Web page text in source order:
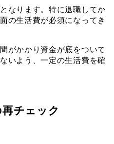
なります。特に退職してか
の生活費が必須になってき
がかかり資金が底をついて
いよう、一定の生活費を確
チェック